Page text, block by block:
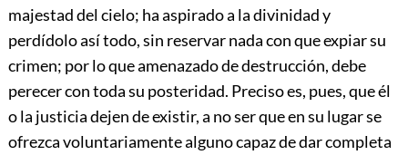
majestad del cielo; ha aspirado a la divinidad y
perdídolo así todo, sin reservar nada con que expiar su
crimen; por lo que amenazado de destrucción, debe
perecer con toda su posteridad. Preciso es, pues, que él
o la justicia dejen de existir, a no ser que en su lugar se
ofrezca voluntariamente alguno capaz de dar completa